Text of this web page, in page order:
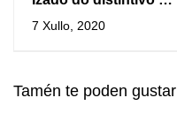
Bandeira Azul na
7 Xullo, 2020
Tamén te poden gustar